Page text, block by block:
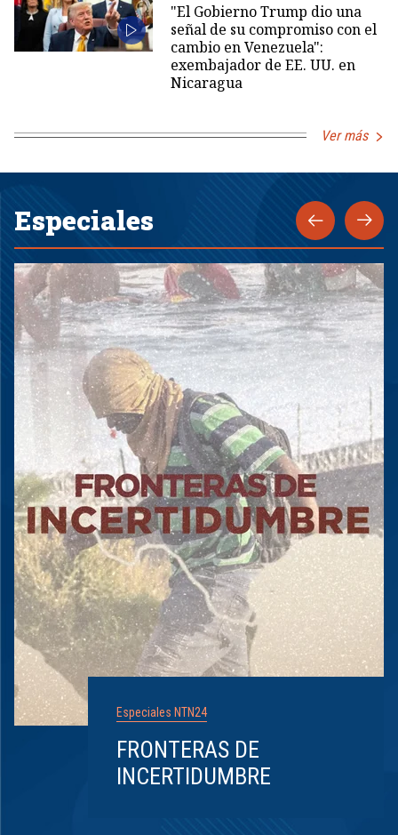
"El Gobierno Trump dio una
señal de su compromiso con el
cambio en Venezuela":
exembajador de EE. UU. en
Nicaragua
Ver más
Especiales
Especiales NTN24
FRONTERAS DE
INCERTIDUMBRE